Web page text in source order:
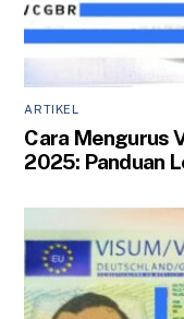
ARTIKEL
Cara Mengurus
2025: Panduan